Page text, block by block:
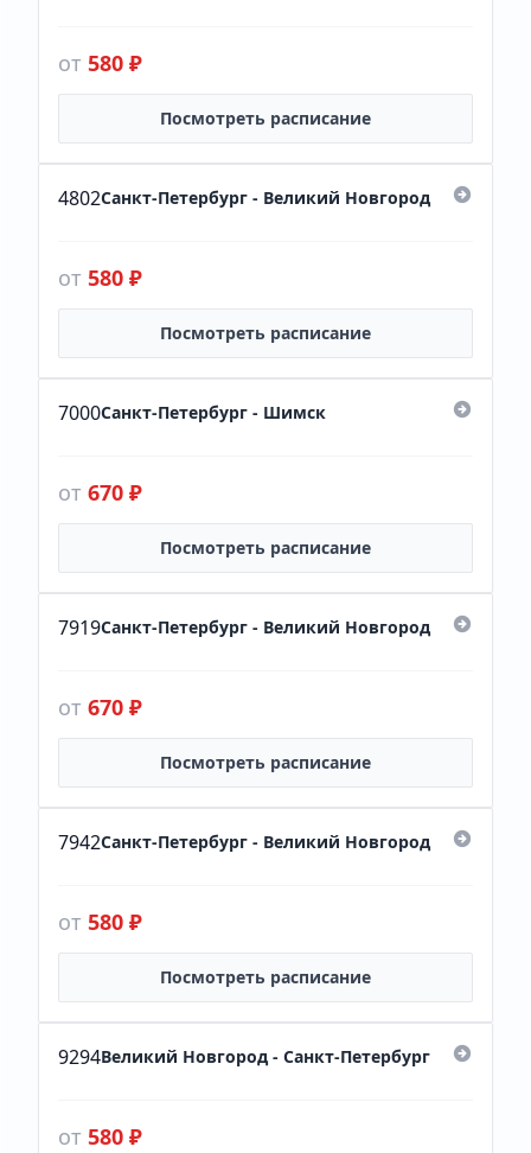
от 580 ₽
Посмотреть расписание
4802Санкт-Петербург - Великий Новгород
от 580 ₽
Посмотреть расписание
7000Санкт-Петербург - Шимск
от 670 ₽
Посмотреть расписание
7919Санкт-Петербург - Великий Новгород
от 670 ₽
Посмотреть расписание
7942Санкт-Петербург - Великий Новгород
от 580 ₽
Посмотреть расписание
9294Великий Новгород - Санкт-Петербург
от 580 ₽